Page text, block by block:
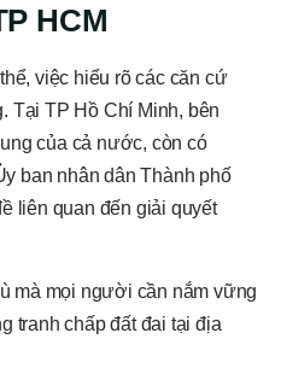
HCM
việc hiểu rõ các căn cứ
Tại TP Hồ Chí Minh, bên
của cả nước, còn có
ban nhân dân Thành phố
liên quan đến giải quyết
mà mọi người cần nắm vững
tranh chấp đất đai tại địa